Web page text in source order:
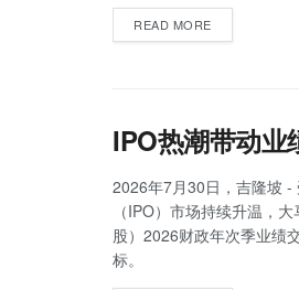
READ MORE
IPO热潮带动业
2026年7月30日，吉隆坡 -
（IPO）市场持续升温，
股）2026财政年次季业绩
标。